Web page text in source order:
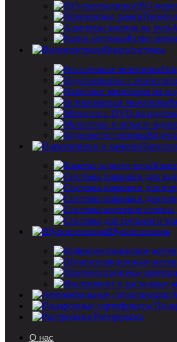
ISO-
Радио
Видеосистемы
Шумоизоляция
Распродажа
О нас